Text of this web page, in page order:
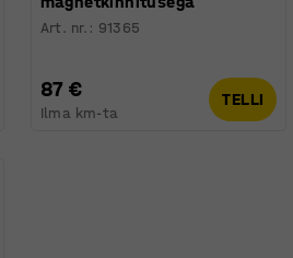
Art. nr. : 91365
87 €
Ilma km-ta
TELLI